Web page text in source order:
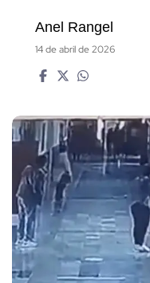
Anel Rangel
14 de abril de 2026